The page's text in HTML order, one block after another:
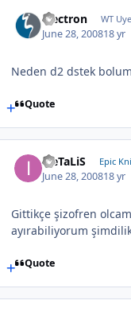
electron WT
June 28, 200818 yr
Neden d2 dstek
Quote
iLeTaLiS Epic
June 28, 200818 yr
Gittikçe şizofren
ayırabiliyorum
Quote